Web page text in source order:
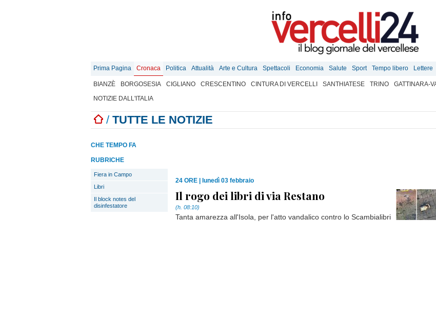
Prima Pagina Cronaca Politica Attualità Arte e Cultura Spettacoli Economia Salute Sport Tempo libero Lettere
BIANZÈ BORGOSESIA CIGLIANO CRESCENTINO CINTURA DI VERCELLI SANTHIATESE TRINO GATTINARA-
NOTIZIE DALL'ITALIA
/ TUTTE LE NOTIZIE
CHE TEMPO FA
RUBRICHE
Fiera in Campo
Libri
Il block notes del
disinfestatore
24 ORE lunedì 03 febbraio
Il rogo dei libri di via Restano
(h. 08:10)
Tanta amarezza all'Isola, per l'atto vandalico contro lo Scambialibri